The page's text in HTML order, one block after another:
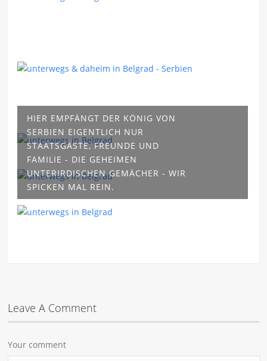
HIER EMPFÄNGT DER KÖNIG VON
SERBIEN EIGENTLICH NUR
STAATSGÄSTE, FREUNDE UND
FAMILIE - DIE GEHEIMEN
UNTERIRDISCHEN GEMÄCHER - WIR
SPICKEN MAL REIN.
Leave A Comment
Your comment